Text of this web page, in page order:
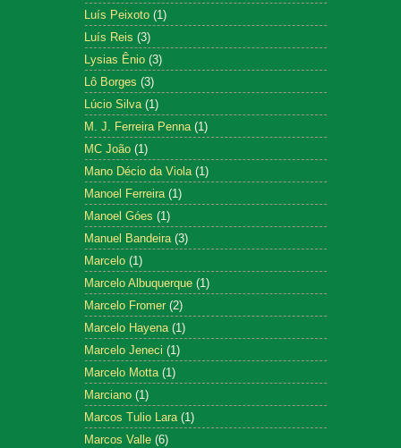
Luís Peixoto (1)
Luís Reis (3)
Lysias Ênio (3)
Lô Borges (3)
Lúcio Silva (1)
M. J. Ferreira Penna (1)
MC João (1)
Mano Décio da Viola (1)
Manoel Ferreira (1)
Manoel Góes (1)
Manuel Bandeira (3)
Marcelo (1)
Marcelo Albuquerque (1)
Marcelo Fromer (2)
Marcelo Hayena (1)
Marcelo Jeneci (1)
Marcelo Motta (1)
Marciano (1)
Marcos Tulio Lara (1)
Marcos Valle (6)